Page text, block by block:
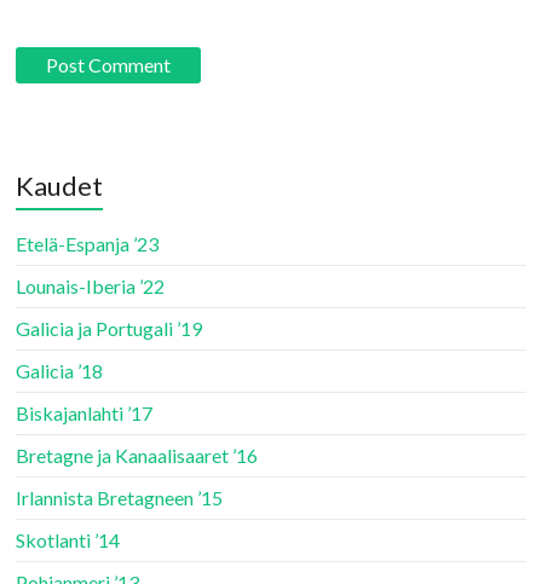
Kaudet
Etelä-Espanja ’23
Lounais-Iberia ’22
Galicia ja Portugali ’19
Galicia ’18
Biskajanlahti ’17
Bretagne ja Kanaalisaaret ’16
Irlannista Bretagneen ’15
Skotlanti ’14